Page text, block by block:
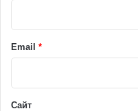
р
й
Email *
Сайт